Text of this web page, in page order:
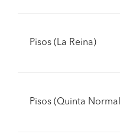
Pisos (La Reina)
Pisos (Quinta